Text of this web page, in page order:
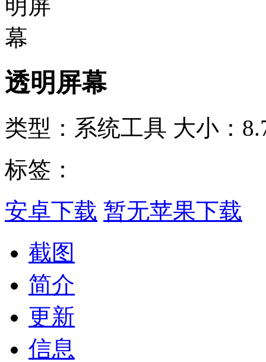
透明屏幕
类型：系统工具 大小：
标签：
安卓下载 暂无苹果下载
截图
简介
更新
信息